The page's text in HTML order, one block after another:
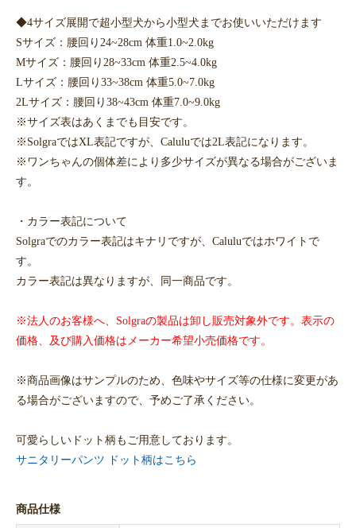
◆4サイズ展開で超小型犬から小型犬までお使いいただけます
Sサイズ：腰回り24~28cm 体重1.0~2.0kg
Mサイズ：腰回り28~33cm 体重2.5~4.0kg
Lサイズ：腰回り33~38cm 体重5.0~7.0kg
2Lサイズ：腰回り38~43cm 体重7.0~9.0kg
※サイズ表はあくまでも目安です。
※SolgraではXL表記ですが、Caluluでは2L表記になります。
※ワンちゃんの個体差により多少サイズが異なる場合がございま
す。
・カラー表記について
Solgraでのカラー表記はキナリですが、Caluluではホワイトで
す。
カラー表記は異なりますが、同一商品です。
※法人のお客様へ、Solgraの製品は卸し販売対象外です。表示の
価格、及び購入価格はメーカー希望小売価格です。
※商品画像はサンプルのため、色味やサイズ等の仕様に変更があ
る場合がございますので、予めご了承ください。
可愛らしいドット柄もご用意しております。
サニタリーパンツ ドット柄はこちら
商品仕様